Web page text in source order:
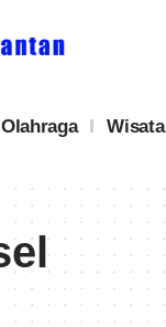
Olahraga Wisata